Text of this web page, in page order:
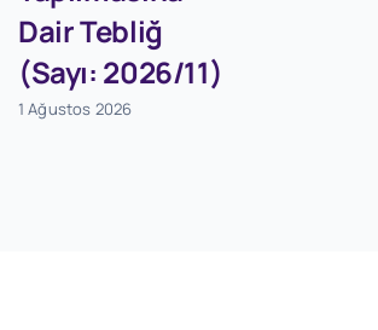
Dair Tebliğ
(Sayı: 2026/11)
1 Ağustos 2026